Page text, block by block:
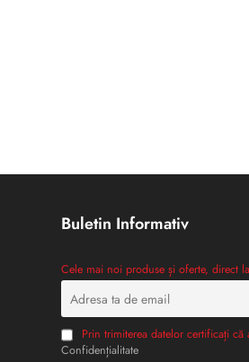
Buletin Informativ
Cele mai noi produse și oferte, direct
Prin trimiterea datelor certificați
Confidențialitate